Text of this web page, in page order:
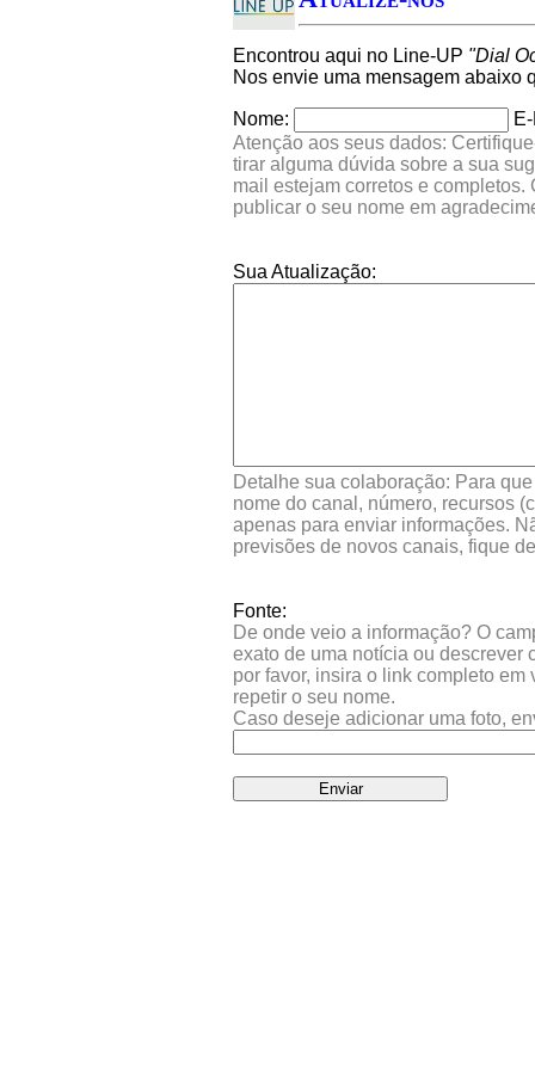
Encontrou aqui no Line-UP "Dial
Nos envie uma mensagem abaixo
Nome:
Atenção aos seus dados:
tirar alguma dúvida sobre a sua
mail estejam corretos e
publicar o seu nome em
Sua Atualização:
Detalhe sua colaboração: Para
nome do canal, número, recursos
apenas para enviar informações.
previsões de novos canais, fique
Fonte:
De onde veio a informação? O
exato de uma notícia ou descrever
por favor, insira o link completo
repetir o seu nome.
Caso deseje adicionar uma foto,